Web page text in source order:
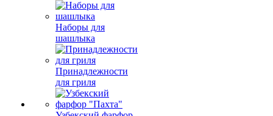
Наборы для
шашлыка
Принадлежности
для гриля